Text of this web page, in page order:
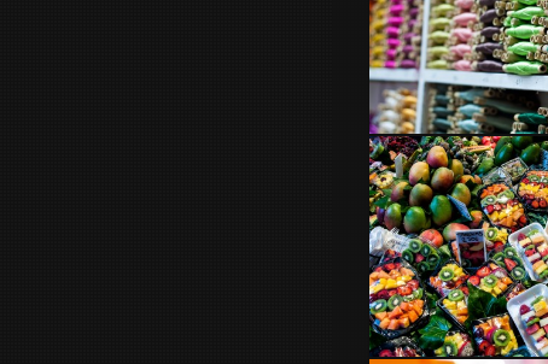
hilos